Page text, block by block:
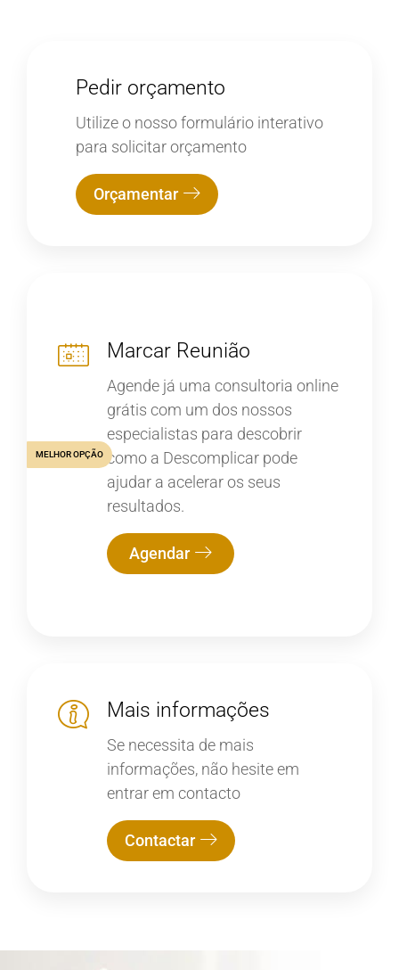
Pedir orçamento
Utilize o nosso formulário interativo
para solicitar orçamento
Orçamentar
Marcar Reunião
Agende já uma consultoria online
grátis com um dos nossos
especialistas para descobrir
como a Descomplicar pode
ajudar a acelerar os seus
resultados.
Agendar
MELHOR OPÇÃO
Mais informações
Se necessita de mais
informações, não hesite em
entrar em contacto
Contactar